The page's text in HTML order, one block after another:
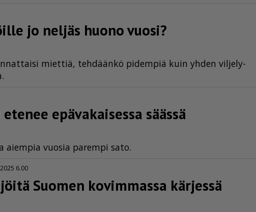
jo neljäs huono vuosi?
miet­tiä, teh­dään­kö pi­dem­piä kuin yh­den vil­je­ly­
epävakaisessa säässä
ai­em­pia vuo­sia pa­rem­pi sato.
6.00
Suomen kovimmassa kärjessä